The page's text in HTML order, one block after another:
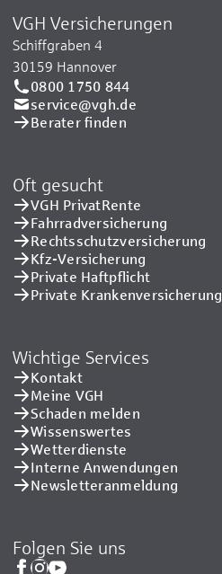
VGH Versicherungen
Schiffgraben 4
30159 Hannover
0800 1750 844
service@vgh.de
Berater finden
Oft gesucht
VGH PrivatRente
Fahrradversicherung
Rechtsschutzversicherung
Kfz-Versicherung
Private Haftpflicht
Private Kranken­versicherung
Wichtige Services
Kontakt
Meine VGH
Schaden melden
Wissenswertes
Wetterdienste
Interne Anwendungen
Newsletteranmeldung
Folgen Sie uns